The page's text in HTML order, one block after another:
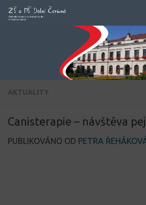
Skip to content
AKTUALITY
Canisterapie – návštěva
PUBLIKOVÁNO OD PETRA